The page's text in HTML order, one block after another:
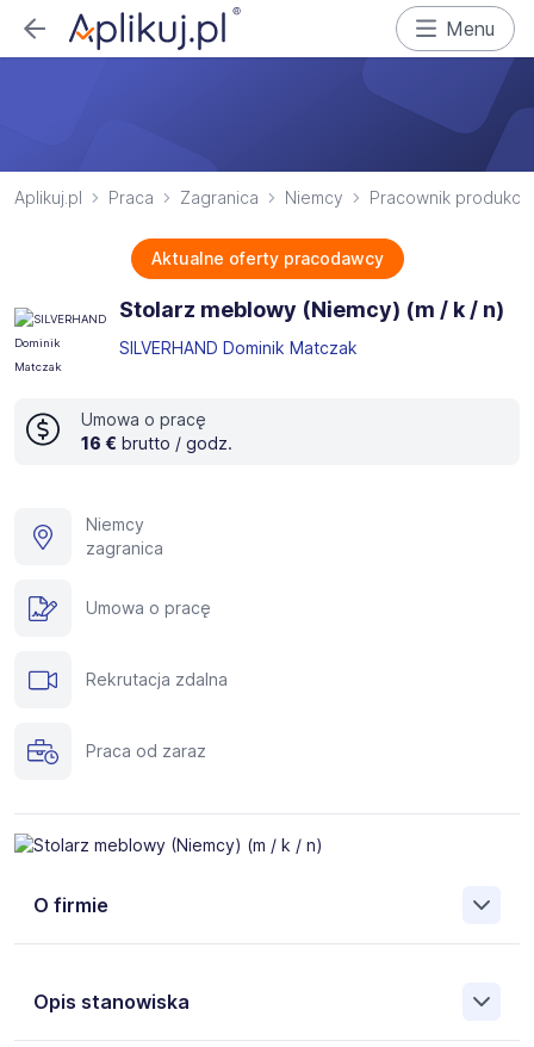
Menu
Aplikuj.pl Praca Zagranica Niemcy Pracownik produkcji
Aktualne oferty pracodawcy
Stolarz meblowy (Niemcy) (m / k / n)
SILVERHAND Dominik Matczak
Umowa o pracę
16 € brutto / godz.
Niemcy
zagranica
Umowa o pracę
Rekrutacja zdalna
Praca od zaraz
O firmie
granicą. Pomożemy Ci znaleźć pracę w takich krajach, jak:
Niemcy, Austria, Holandia, Belgia, Islandia, Norwegia,
Opis stanowiska